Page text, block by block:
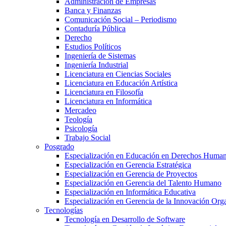
Banca y Finanzas
Comunicación Social – Periodismo
Contaduría Pública
Derecho
Estudios Políticos
Ingeniería de Sistemas
Ingeniería Industrial
Licenciatura en Ciencias Sociales
Licenciatura en Educación Artística
Licenciatura en Filosofía
Licenciatura en Informática
Mercadeo
Teología
Psicología
Trabajo Social
Posgrado
Especialización en Educación en Derechos
Especialización en Gerencia Estratégica
Especialización en Gerencia de Proyectos
Especialización en Gerencia del Talento Humano
Especialización en Informática Educativa
Especialización en Gerencia de la Innovación
Tecnologías
Tecnología en Desarrollo de Software